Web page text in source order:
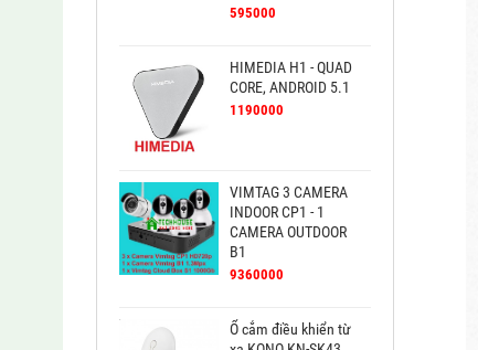
595000
HIMEDIA H1 - QUAD
CORE, ANDROID 5.1
1190000
VIMTAG 3 CAMERA
INDOOR CP1 - 1
CAMERA OUTDOOR
B1
9360000
Ổ cắm điều khiển từ